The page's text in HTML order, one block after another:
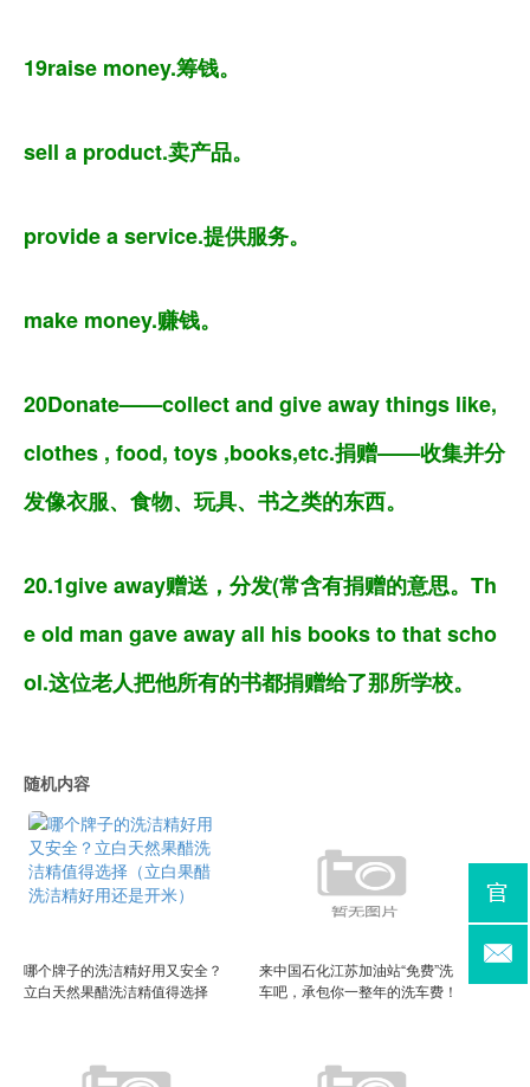
19raise money.筹钱。
sell a product.卖产品。
provide a service.提供服务。
make money.赚钱。
20Donate——collect and give away things like,
clothes , food, toys ,books,etc.捐赠——收集并分
发像衣服、食物、玩具、书之类的东西。
20.1give away赠送，分发(常含有捐赠的意思。Th
e old man gave away all his books to that scho
ol.这位老人把他所有的书都捐赠给了那所学校。
随机内容
哪个牌子的洗洁精好用又安全？
立白天然果醋洗洁精值得选择
来中国石化江苏加油站“免费”洗
车吧，承包你一整年的洗车费！